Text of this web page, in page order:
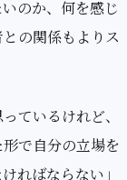
のか、何を感じ
の関係もよりス
ているけれど、
で自分の立場を
ればならない」